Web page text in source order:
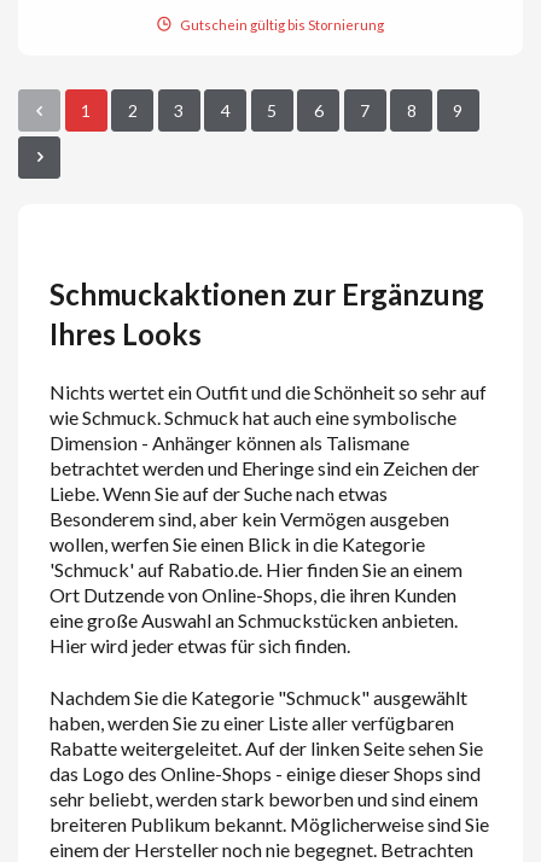
Gutschein gültig bis Stornierung
1 2 3 4 5 6 7 8 9
Schmuckaktionen zur Ergänzung
Ihres Looks
Nichts wertet ein Outfit und die Schönheit so sehr auf
wie Schmuck. Schmuck hat auch eine symbolische
Dimension - Anhänger können als Talismane
betrachtet werden und Eheringe sind ein Zeichen der
Liebe. Wenn Sie auf der Suche nach etwas
Besonderem sind, aber kein Vermögen ausgeben
wollen, werfen Sie einen Blick in die Kategorie
'Schmuck' auf Rabatio.de. Hier finden Sie an einem
Ort Dutzende von Online-Shops, die ihren Kunden
eine große Auswahl an Schmuckstücken anbieten.
Hier wird jeder etwas für sich finden.
Nachdem Sie die Kategorie "Schmuck" ausgewählt
haben, werden Sie zu einer Liste aller verfügbaren
Rabatte weitergeleitet. Auf der linken Seite sehen Sie
das Logo des Online-Shops - einige dieser Shops sind
sehr beliebt, werden stark beworben und sind einem
breiteren Publikum bekannt. Möglicherweise sind Sie
einem der Hersteller noch nie begegnet. Betrachten